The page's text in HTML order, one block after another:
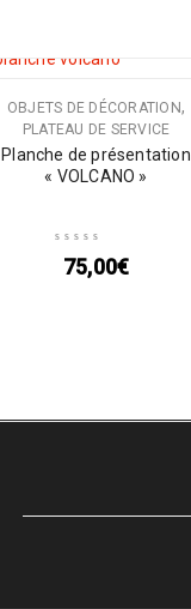
OBJETS DE DÉCORATION,
PLATEAU DE SERVICE
Planche de présentation
« VOLCANO »
75,00€